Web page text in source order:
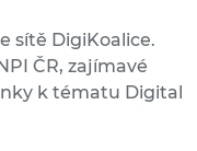
sítě DigiKoalice.
ČR, zajímavé
k tématu Digital